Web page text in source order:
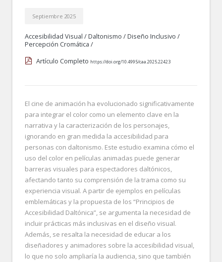
Septiembre 2025
Accesibilidad Visual /Daltonismo /Diseño Inclusivo /
Percepción Cromática /
Artículo Completo https://doi.org/10.4995/caa.2025.22423
El cine de animación ha evolucionado significativamente
para integrar el color como un elemento clave en la
narrativa y la caracterización de los personajes,
ignorando en gran medida la accesibilidad para
personas con daltonismo. Este estudio examina cómo el
uso del color en películas animadas puede generar
barreras visuales para espectadores daltónicos,
afectando tanto su comprensión de la trama como su
experiencia visual. A partir de ejemplos en películas
emblemáticas y la propuesta de los “Principios de
Accesibilidad Daltónica”, se argumenta la necesidad de
incluir prácticas más inclusivas en el diseño visual.
Además, se resalta la necesidad de educar a los
diseñadores y animadores sobre la accesibilidad visual,
lo que no solo ampliaría la audiencia, sino que también